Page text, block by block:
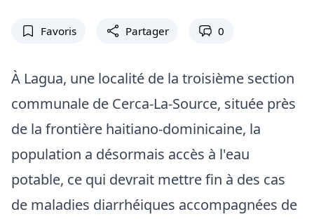
Favoris Partager 0
À Lagua, une localité de la troisième section
communale de Cerca-La-Source, située près
de la frontière haitiano-dominicaine, la
population a désormais accès à l'eau
potable, ce qui devrait mettre fin à des cas
de maladies diarrhéiques accompagnées de